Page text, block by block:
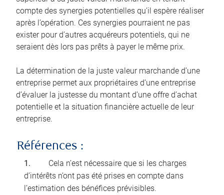
compte des synergies potentielles qu’il espère réaliser
après l’opération. Ces synergies pourraient ne pas
exister pour d’autres acquéreurs potentiels, qui ne
seraient dès lors pas prêts à payer le même prix.
La détermination de la juste valeur marchande d’une
entreprise permet aux propriétaires d’une entreprise
d’évaluer la justesse du montant d’une offre d’achat
potentielle et la situation financière actuelle de leur
entreprise.
Références :
Cela n’est nécessaire que si les charges
d’intérêts n’ont pas été prises en compte dans
l’estimation des bénéfices prévisibles.